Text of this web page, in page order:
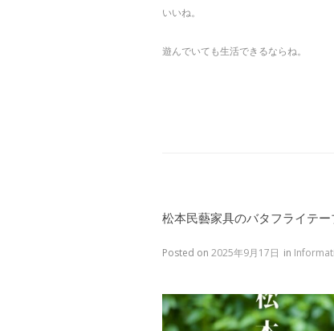
いいね。
遊んでいても生活できるならね。
松本民藝家具のバタフライテー
Posted on 2025年9月17日 in